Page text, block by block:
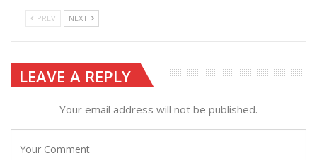
PREV NEXT
LEAVE A REPLY
Your email address will not be published.